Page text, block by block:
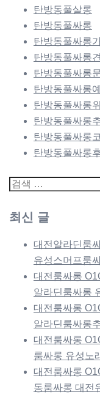
탄방동풀살롱
탄방동풀싸롱
탄방동풀싸롱
탄방동풀싸롱
탄방동풀싸롱
탄방동풀싸롱
탄방동풀싸롱
탄방동풀싸롱
탄방동풀싸롱
탄방동풀싸롱후
검
최신 글
대전알라딘룸
유성스머프룸
대전룸싸롱
알라딘룸싸롱
대전룸싸롱
알라딘룸싸롱
대전룸싸롱
룸싸롱 유성노
대전룸싸롱
동룸싸롱 대전